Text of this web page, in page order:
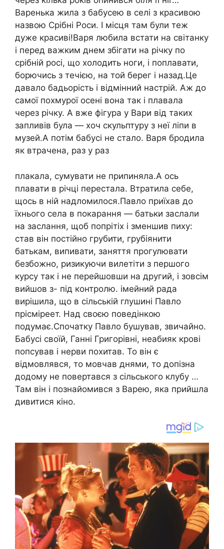
Варенька жила з бабусею в селі з красивою
назвою Срібні Роси. І місця там були теж
дуже красиві!Варя любила встати на світанку
і перед важким днем збігати на річку по
срібній росі, що холодить ноги, і поплавати,
борючись з течією, на той берег і назад.Це
давало бадьорість і відмінний настрій. Аж до
самої похмурої осені вона так і плавала
через річку. А вже фігура у Вари від таких
запливів була — хоч скульптуру з неї ліпи в
музей.А потім бабусі не стало. Варя бродила
як втрачена, раз у раз
плакала, сумувати не припиняла.А ось
плавати в річці перестала. Втратила себе,
щось в ній надломилося.Павло приїхав до
їхнього села в покарання — батьки заслали
на заслання, щоб попрітіх і зменшив пиху:
став він постійно грубити, грубіянити
батькам, випивати, заняття прогулювати
безбожно, ризикуючи вилетіти з першого
курсу так і не перейшовши на другий, і зовсім
вийшов з- під контролю. імейний рада
вирішила, що в сільській глушині Павло
прісміреет. Над своєю поведінкою
подумає.Спочатку Павло бушував, звичайно.
Бабусі своїй, Ганні Григорівні, неабияк крові
попсував і нерви похитав. То він є
відмовлявся, то мовчав днями, то допізна
додому не повертався з сільського клубу …
Там він і познайомився з Варею, яка прийшла
дивитися кіно.